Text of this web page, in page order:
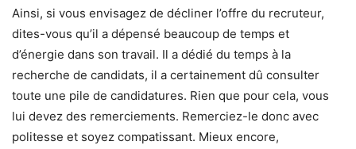
Ainsi, si vous envisagez de décliner l’offre du recruteur,
dites-vous qu’il a dépensé beaucoup de temps et
d’énergie dans son travail. Il a dédié du temps à la
recherche de candidats, il a certainement dû consulter
toute une pile de candidatures. Rien que pour cela, vous
lui devez des remerciements. Remerciez-le donc avec
politesse et soyez compatissant. Mieux encore,